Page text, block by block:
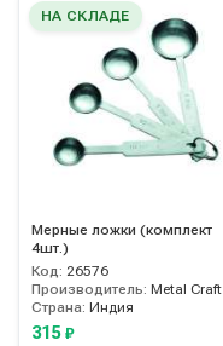
НА СКЛАДЕ
Мерные ложки (комплект
4шт.)
Код: 26576
Производитель: Metal Craft
Страна: Индия
315 ₽